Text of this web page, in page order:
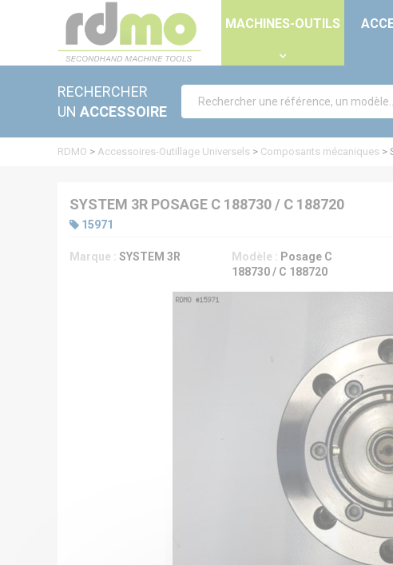
MACHINES-OUTILS
RECHERCHER
UN ACCESSOIRE
RDMO > Accessoires-Outillage Universels > Composants mécaniques >
SYSTEM 3R POSAGE C 188730 / C 188720
15971
Marque : SYSTEM 3R Modèle : Posage C
188730 / C 188720